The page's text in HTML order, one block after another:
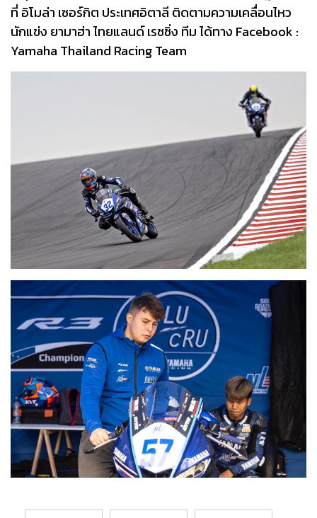
ที่ อิโมล่า เซอร์กิต ประเทศอิตาลี ติดตามความเคลื่อนไหว
นักแข่ง ยามาฮ่า ไทยแลนด์ เรซซิ่ง ทีม ได้ทาง Facebook :
Yamaha Thailand Racing Team